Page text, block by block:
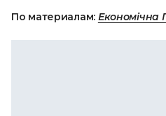
По материалам: Економічна